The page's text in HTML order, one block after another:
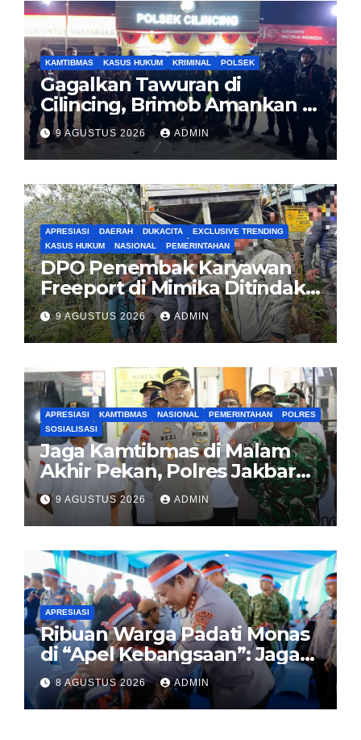
KAMTIBMAS KASUS HUKUM KRIMINAL POLSEK
Gagalkan Tawuran di
Cilincing, Brimob Amankan 5
Pemuda dan 2 Bilah Parang
9 AGUSTUS 2026 ADMIN
APRESIASI DAERAH DUKACITA
EXCLUSIVE TRENDING
KASUS HUKUM
NASIONAL PEMERINTAHAN
DPO Penembak Karyawan
Freeport di Mimika Ditindak
Satgas Amole-2026 di
Tembagapura
9 AGUSTUS 2026 ADMIN
APRESIASI KAMTIBMAS NASIONAL PEMERINTAHAN
POLRES
SOSIALISASI
Jaga Kamtibmas di Malam
Akhir Pekan, Polres Jakbar
Gelar KRYD Bersama Tiga
Pilar
9 AGUSTUS 2026 ADMIN
APRESIASI
Ribuan Warga Padati Monas
di “Apel Kebangsaan”: Jaga
Jakarta Berarti Jaga
Indonesia
8 AGUSTUS 2026 ADMIN